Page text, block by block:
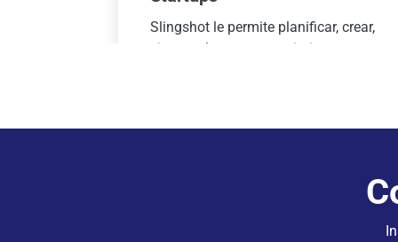
Slingshot le permite planificar, crear,
ejecutar, hacer un seguimiento y
establecido.